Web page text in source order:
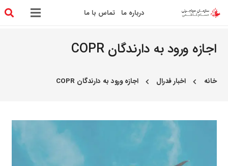
درباره ما تماس با ما
اجازه ورود به دارندگان COPR
خانه chevron_left اخبار فدرال chevron_left اجازه ورود به دارندگان COPR